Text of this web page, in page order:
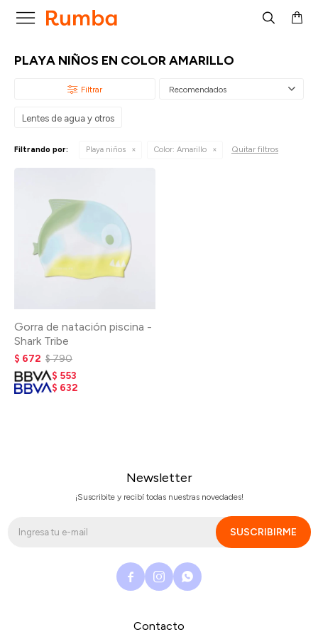

PLAYA NIÑOS EN COLOR AMARILLO
Recomendados
Lentes de agua y otros
Filtrando por: Playa niños Color: Amarillo Quitar filtros
Gorra de natación piscina -
Shark Tribe
$ 672 $790
$ 553
$ 632
Contacto
Newsletter
¡Suscribite y recibí todas nuestras novedades!
SUSCRIBIRME
  